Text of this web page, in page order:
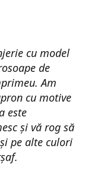
cu model
de
Am
cu motive
este
și vă rog să
pe alte culori